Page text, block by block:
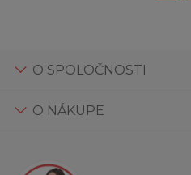
O SPOLOČNOSTI
O NÁKUPE